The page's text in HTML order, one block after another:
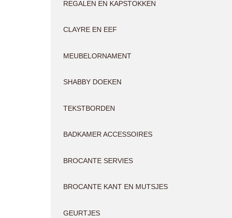
REGALEN EN KAPSTOKKEN
CLAYRE EN EEF
MEUBELORNAMENT
SHABBY DOEKEN
TEKSTBORDEN
BADKAMER ACCESSOIRES
BROCANTE SERVIES
BROCANTE KANT EN MUTSJES
GEURTJES